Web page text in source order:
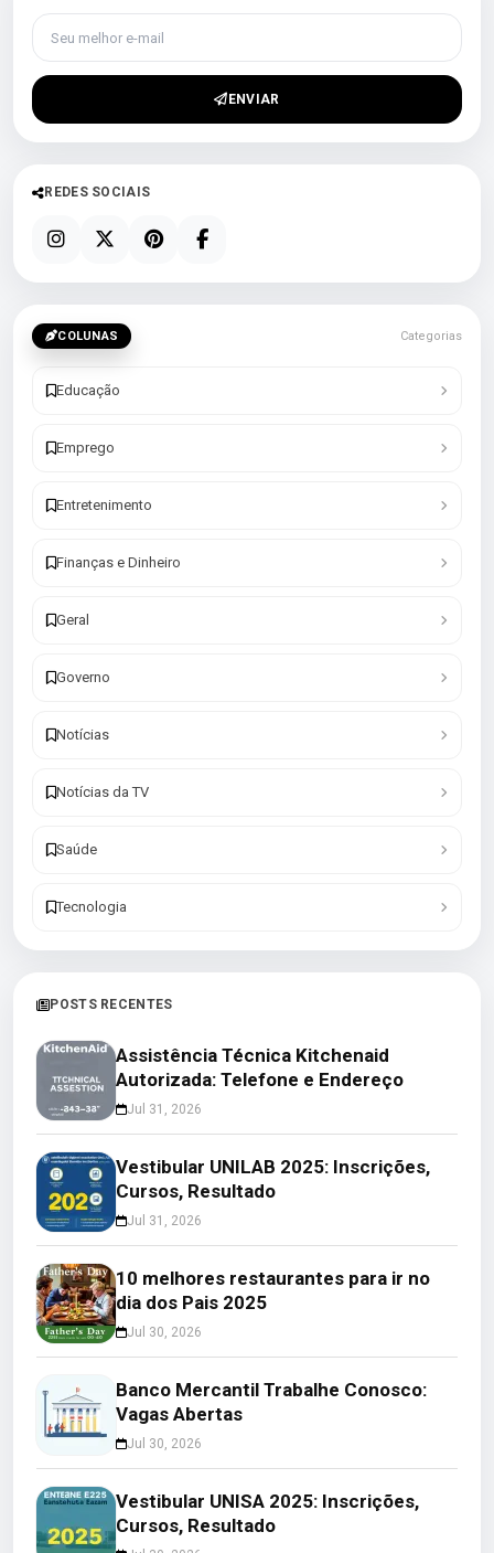
Seu melhor e-mail
ENVIAR
REDES SOCIAIS
COLUNAS Categorias
Educação
Emprego
Entretenimento
Finanças e Dinheiro
Geral
Governo
Notícias
Notícias da TV
Saúde
Tecnologia
POSTS RECENTES
Assistência Técnica Kitchenaid
Autorizada: Telefone e Endereço
Jul 31, 2026
Vestibular UNILAB 2025: Inscrições,
Cursos, Resultado
Jul 31, 2026
10 melhores restaurantes para ir no
dia dos Pais 2025
Jul 30, 2026
Banco Mercantil Trabalhe Conosco:
Vagas Abertas
Jul 30, 2026
Vestibular UNISA 2025: Inscrições,
Cursos, Resultado